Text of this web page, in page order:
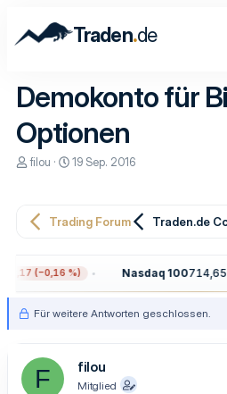
Traden.de
Demokonto für
Optionen
E
e
r
filou
E
e
a
m
19 Sep. 2016
Trading Forum Traden.de
(−0,16 %) Nasdaq 100714,65
Für weitere Antworten geschlossen.
F filou
Mitglied